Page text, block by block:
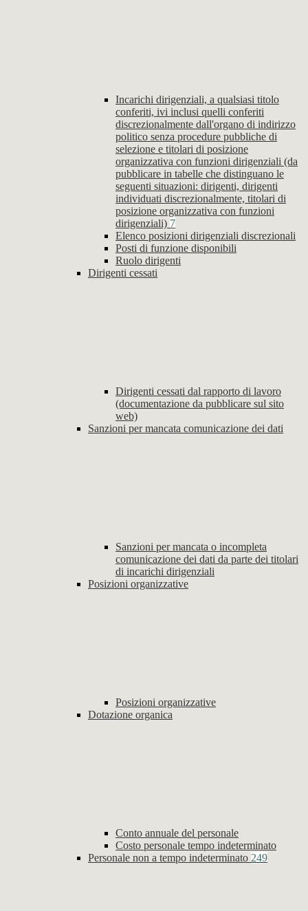
Incarichi dirigenziali, a qualsiasi titolo
conferiti, ivi inclusi quelli conferiti
discrezionalmente dall'organo di indirizzo
politico senza procedure pubbliche di
selezione e titolari di posizione
organizzativa con funzioni dirigenziali (da
pubblicare in tabelle che distinguano le
seguenti situazioni: dirigenti, dirigenti
individuati discrezionalmente, titolari di
posizione organizzativa con funzioni
dirigenziali) 7
Elenco posizioni dirigenziali discrezionali
Posti di funzione disponibili
Ruolo dirigenti
Dirigenti cessati
Dirigenti cessati dal rapporto di lavoro
(documentazione da pubblicare sul sito
web)
Sanzioni per mancata comunicazione dei dati
Sanzioni per mancata o incompleta
comunicazione dei dati da parte dei titolari
di incarichi dirigenziali
Posizioni organizzative
Posizioni organizzative
Dotazione organica
Conto annuale del personale
Costo personale tempo indeterminato
Personale non a tempo indeterminato 249